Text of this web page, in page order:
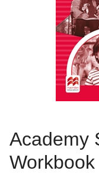
Academy
Workbook